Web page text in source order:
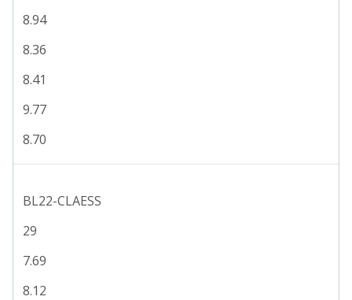
8.94
8.36
8.41
9.77
8.70
BL22-CLAESS
29
7.69
8.12